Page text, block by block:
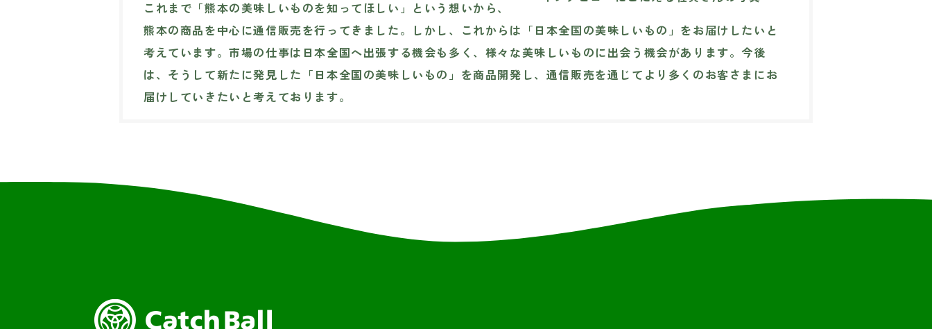
これまで「熊本の美味しいものを知ってほしい」という想いから、
熊本の商品を中心に通信販売を行ってきました。しかし、これからは「日本全国の美味しいもの」をお届けしたいと
考えています。市場の仕事は日本全国へ出張する機会も多く、様々な美味しいものに出会う機会があります。今後
は、そうして新たに発見した「日本全国の美味しいもの」を商品開発し、通信販売を通じてより多くのお客さまにお
届けしていきたいと考えております。